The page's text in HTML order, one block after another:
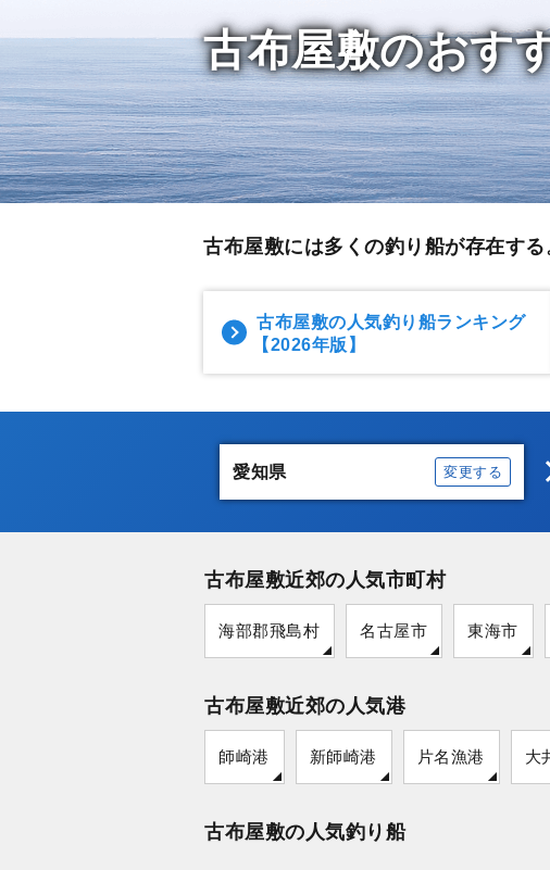
古布屋敷のおす
古布屋敷には多くの釣り船が存在す
古布屋敷の人気釣り船ランキング
【2026年版】
愛知県 変更する
古布屋敷近郊の人気市町村
海部郡飛島村 名古屋市 東海市
古布屋敷近郊の人気港
師崎港 新師崎港 片名漁港 大
古布屋敷の人気釣り船